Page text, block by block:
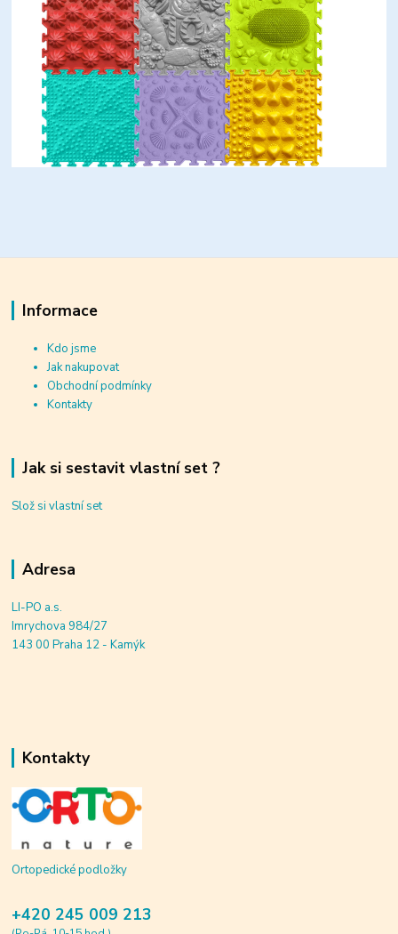
Informace
Kdo jsme
Jak nakupovat
Obchodní podmínky
Kontakty
Jak si sestavit vlastní set ?
Slož si vlastní set
Adresa
LI-PO a.s.
Imrychova 984/27
143 00 Praha 12 - Kamýk
Kontakty
Ortopedické podložky
+420 245 009 213